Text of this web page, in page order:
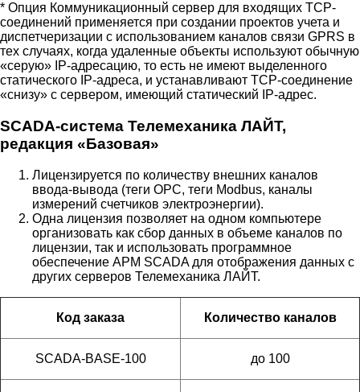
* Опция Коммуникационный сервер для входящих ТСР-
соединений применяется при создании проектов учета и
диспетчеризации с использованием каналов связи GPRS в
тех случаях, когда удаленные объекты используют обычную
«серую» IP-адресацию, то есть не имеют выделенного
статического IP-адреса, и устанавливают TCP-соединение
«снизу» с сервером, имеющий статический IP-адрес.
SCADA-система Телемеханика ЛАЙТ,
редакция «Базовая»
Лицензируется по количеству внешних каналов
ввода-вывода (теги OPC, теги Modbus, каналы
измерений счетчиков электроэнергии).
Одна лицензия позволяет на одном компьютере
организовать как сбор данных в объеме каналов по
лицензии, так и использовать программное
обеспечение АРМ SCADA для отображения данных с
других серверов Телемеханика ЛАЙТ.
Код заказа Количество каналов
SCADA-BASE-100 до 100